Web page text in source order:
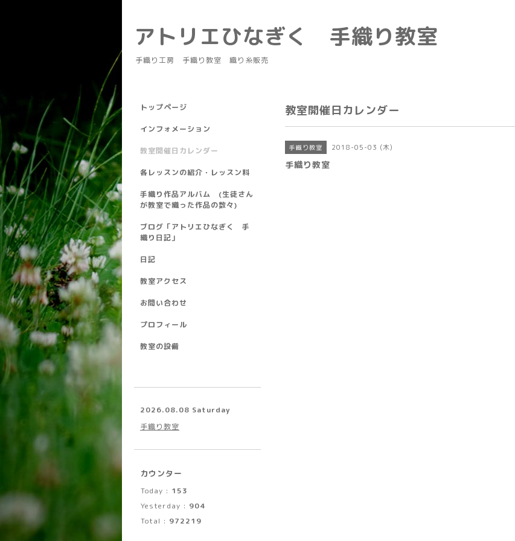
アトリエひなぎく 手織り教室
手織り工房 手織り教室 織り糸販売
教室開催日カレンダー
手織り教室 2018-05-03 (木)
手織り教室
トップページ
インフォメーション
教室開催日カレンダー
各レッスンの紹介・レッスン料
手織り作品アルバム (生徒さん
が教室で織った作品の数々)
ブログ「アトリエひなぎく 手
織り日記」
日記
教室アクセス
お問い合わせ
プロフィール
教室の設備
2026.08.08 Saturday
手織り教室
カウンター
Today : 153
Yesterday : 904
Total : 972219